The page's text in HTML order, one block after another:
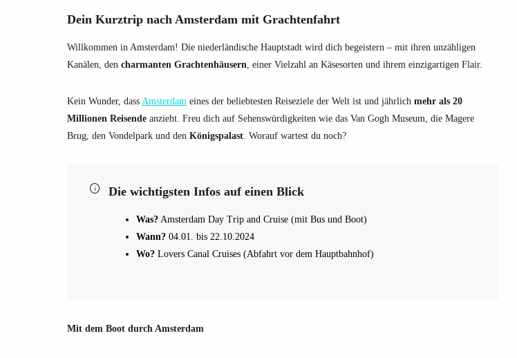
Dein Kurztrip nach Amsterdam mit Grachtenfahrt
Willkommen in Amsterdam! Die niederländische Hauptstadt wird dich begeistern – mit ihren unzähligen
Kanälen, den charmanten Grachtenhäusern, einer Vielzahl an Käsesorten und ihrem einzigartigen Flair.
Kein Wunder, dass Amsterdam eines der beliebtesten Reiseziele der Welt ist und jährlich mehr als 20
Millionen Reisende anzieht. Freu dich auf Sehenswürdigkeiten wie das Van Gogh Museum, die Magere
Brug, den Vondelpark und den Königspalast. Worauf wartest du noch?
Die wichtigsten Infos auf einen Blick
Was? Amsterdam Day Trip and Cruise (mit Bus und Boot)
Wann? 04.01. bis 22.10.2024
Wo? Lovers Canal Cruises (Abfahrt vor dem Hauptbahnhof)
Mit dem Boot durch Amsterdam